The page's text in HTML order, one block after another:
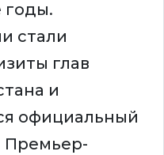
годы.
стали
глав
и
официальный
Премьер-